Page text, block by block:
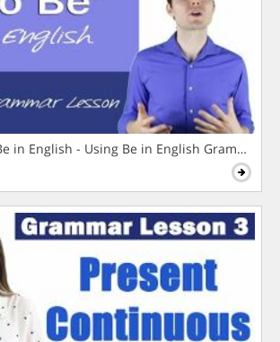
in English - Using Be in English Grammar